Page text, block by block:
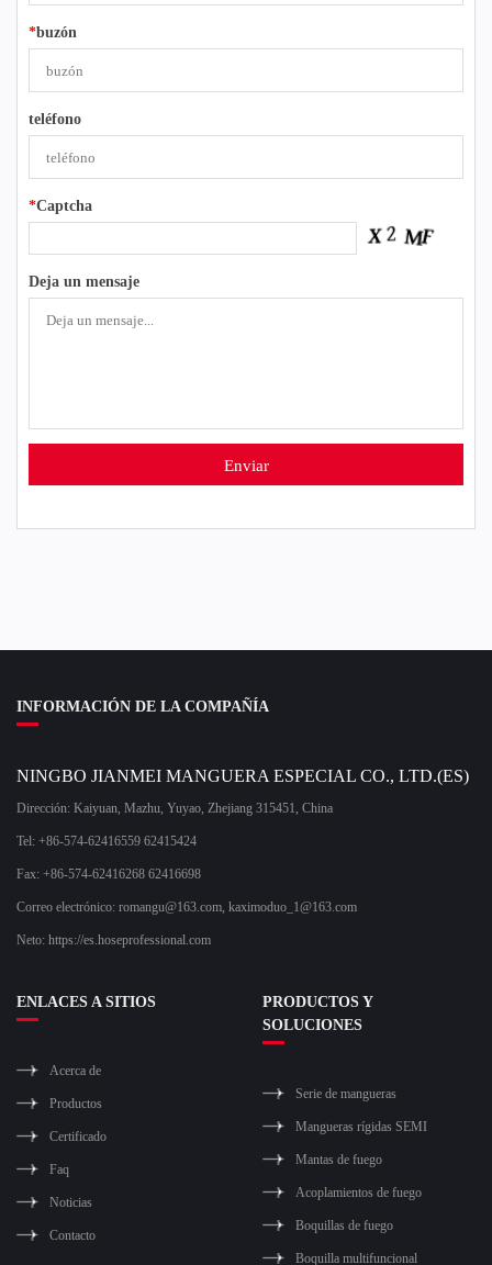
*buzón
teléfono
*Captcha
Deja un mensaje
INFORMACIÓN DE LA COMPAÑÍA
NINGBO JIANMEI MANGUERA ESPECIAL CO., LTD.(ES)
Dirección: Kaiyuan, Mazhu, Yuyao, Zhejiang 315451, China
Tel: +86-574-62416559 62415424
Fax: +86-574-62416268 62416698
Correo electrónico: romangu@163.com, kaximoduo_1@163.com
Neto: https://es.hoseprofessional.com
ENLACES A SITIOS
Acerca de
Productos
Certificado
Faq
Noticias
Contacto
PRODUCTOS Y
SOLUCIONES
Serie de mangueras
Mangueras rígidas SEMI
Mantas de fuego
Acoplamientos de fuego
Boquillas de fuego
Boquilla multifuncional